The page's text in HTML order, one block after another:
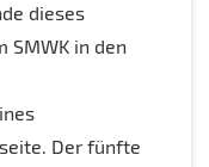
dieses
SMWK in den
Der fünfte